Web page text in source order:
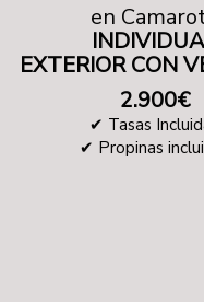
en
EXTERIOR CON
2.900€
✔ Tasas
✔ Propinas